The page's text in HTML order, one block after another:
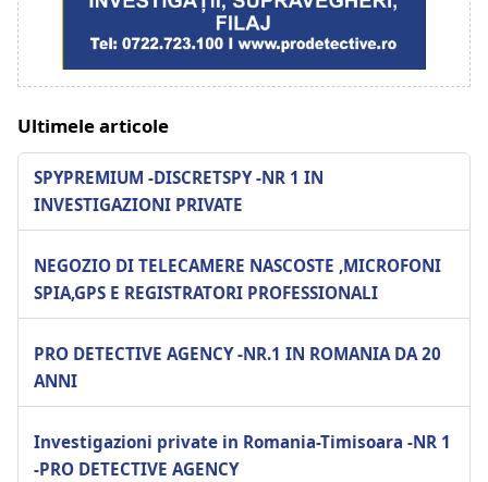
Ultimele articole
SPYPREMIUM -DISCRETSPY -NR 1 IN
INVESTIGAZIONI PRIVATE
NEGOZIO DI TELECAMERE NASCOSTE ,MICROFONI
SPIA,GPS E REGISTRATORI PROFESSIONALI
PRO DETECTIVE AGENCY -NR.1 IN ROMANIA DA 20
ANNI
Investigazioni private in Romania-Timisoara -NR 1
-PRO DETECTIVE AGENCY